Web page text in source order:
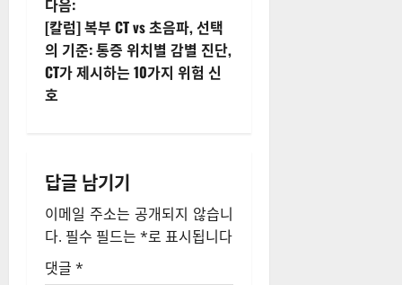
물
내
비
이
션
다음:
[칼럼] 복부 CT vs 초음파, 선택
의 기준: 통증 위치별 감별 진단,
CT가 제시하는 10가지 위험 신
호
답글 남기기
이메일 주소는 공개되지 않습니
다. 필수 필드는 *로 표시됩니다
댓글 *